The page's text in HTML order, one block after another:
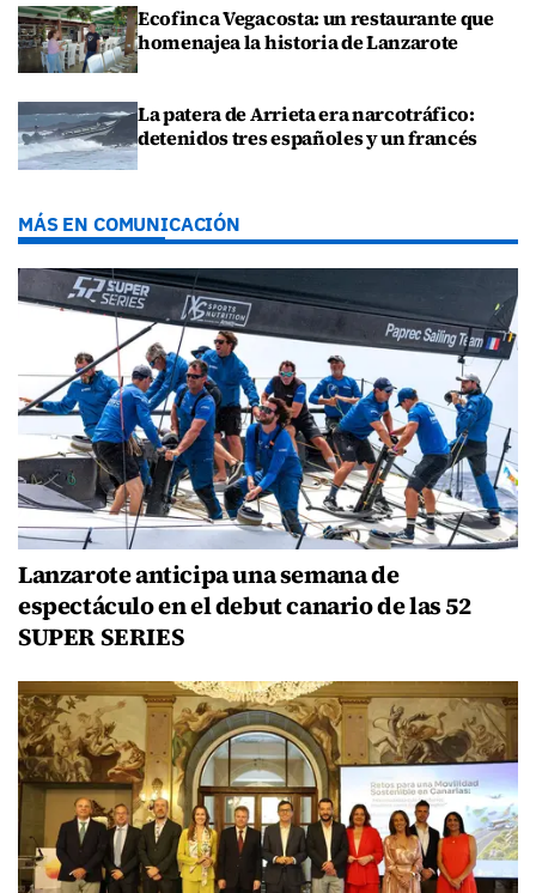
Ecofinca Vegacosta: un restaurante que
homenajea la historia de Lanzarote
La patera de Arrieta era narcotráfico:
detenidos tres españoles y un francés
MÁS EN COMUNICACIÓN
Lanzarote anticipa una semana de
espectáculo en el debut canario de las 52
SUPER SERIES